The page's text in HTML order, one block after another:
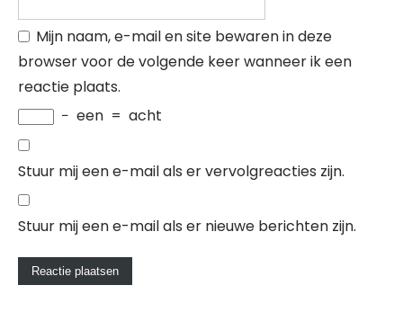
Mijn naam, e-mail en site bewaren in deze
browser voor de volgende keer wanneer ik een
reactie plaats.
− een = acht
Stuur mij een e-mail als er vervolgreacties zijn.
Stuur mij een e-mail als er nieuwe berichten zijn.